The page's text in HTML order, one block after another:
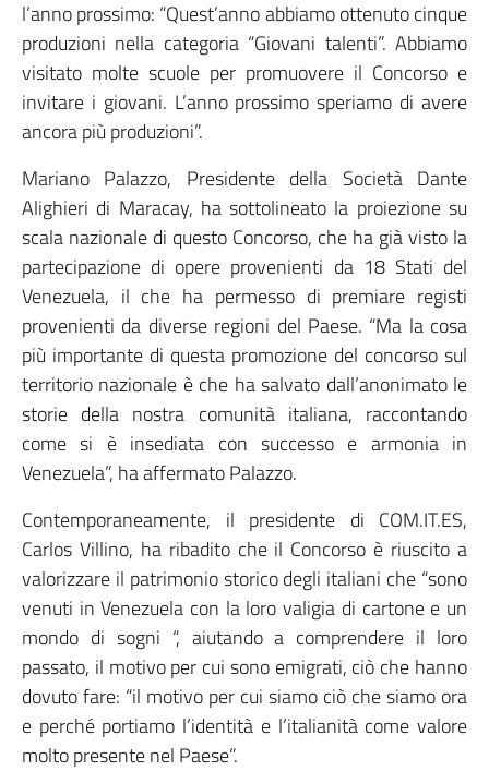
l’anno prossimo: “Quest’anno abbiamo ottenuto cinque
produzioni nella categoria “Giovani talenti”. Abbiamo
visitato molte scuole per promuovere il Concorso e
invitare i giovani. L’anno prossimo speriamo di avere
ancora più produzioni”.
Mariano Palazzo, Presidente della Società Dante
Alighieri di Maracay, ha sottolineato la proiezione su
scala nazionale di questo Concorso, che ha già visto la
partecipazione di opere provenienti da 18 Stati del
Venezuela, il che ha permesso di premiare registi
provenienti da diverse regioni del Paese. “Ma la cosa
più importante di questa promozione del concorso sul
territorio nazionale è che ha salvato dall’anonimato le
storie della nostra comunità italiana, raccontando
come si è insediata con successo e armonia in
Venezuela”, ha affermato Palazzo.
Contemporaneamente, il presidente di COM.IT.ES,
Carlos Villino, ha ribadito che il Concorso è riuscito a
valorizzare il patrimonio storico degli italiani che “sono
venuti in Venezuela con la loro valigia di cartone e un
mondo di sogni “, aiutando a comprendere il loro
passato, il motivo per cui sono emigrati, ciò che hanno
dovuto fare: “il motivo per cui siamo ciò che siamo ora
e perché portiamo l’identità e l’italianità come valore
molto presente nel Paese”.